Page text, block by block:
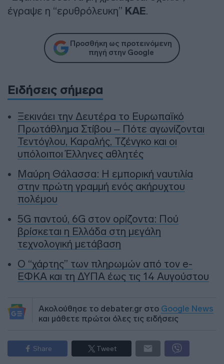
έγραψε η “ερυθρόλευκη” ΚΑΕ.
Προσθήκη ως προτεινόμενη
πηγή στην Google
Ειδήσεις σήμερα
Ξεκινάει την Δευτέρα το Ευρωπαϊκό
Πρωτάθλημα Στίβου – Πότε αγωνίζονται
Τεντόγλου, Καραλής, Τζένγκο και οι
υπόλοιποι Έλληνες αθλητές
Μαύρη Θάλασσα: Η εμπορική ναυτιλία
στην πρώτη γραμμή ενός ακήρυχτου
πολέμου
5G παντού, 6G στον ορίζοντα: Πού
βρίσκεται η Ελλάδα στη μεγάλη
τεχνολογική μετάβαση
Ο “χάρτης” των πληρωμών από τον e-
ΕΦΚΑ και τη ΔΥΠΑ έως τις 14 Αυγούστου
Ακολούθησε το debater.gr στο Google News
και μάθετε πρώτοι όλες τις ειδήσεις
Share Tweet